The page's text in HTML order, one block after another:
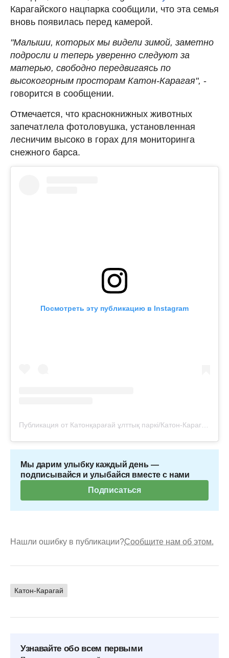
Карагайского нацпарка сообщили, что эта семья
вновь появилась перед камерой.
"Малыши, которых мы видели зимой, заметно
подросли и теперь уверенно следуют за
матерью, свободно передвигаясь по
высокогорным просторам Катон-Карагая", -
говорится в сообщении.
Отмечается, что краснокнижных животных
запечатлела фотоловушка, установленная
лесничим высоко в горах для мониторинга
снежного барса.
Посмотреть эту публикацию в Instagram
Мы дарим улыбку каждый день —
подписывайся и улыбайся вместе с нами
Подписаться
Нашли ошибку в публикации?Сообщите нам об этом.
Катон-Карагай
Узнавайте обо всем первыми